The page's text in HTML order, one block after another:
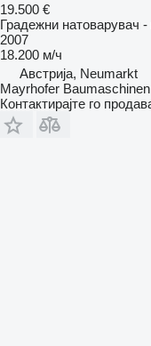
19.500 €
Градежни натоварувач
2007
18.200 м/ч
Австрија, Neumarkt
Mayrhofer Baumaschinen
Контактирајте го